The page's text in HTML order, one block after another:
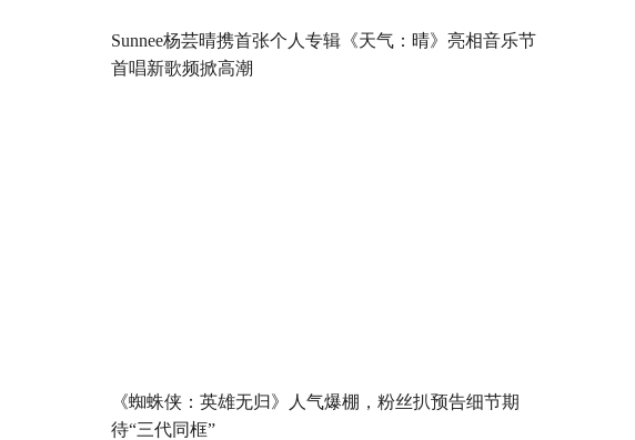
Sunnee杨芸晴携首张个人专辑《天气：晴》亮相音乐节
首唱新歌频掀高潮
《蜘蛛侠：英雄无归》人气爆棚，粉丝扒预告细节期
待“三代同框”